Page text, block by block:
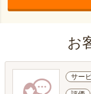
お
サー